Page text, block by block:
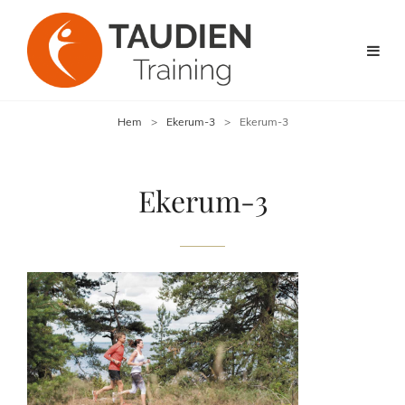
Hem > Ekerum-3 > Ekerum-3
Ekerum-3